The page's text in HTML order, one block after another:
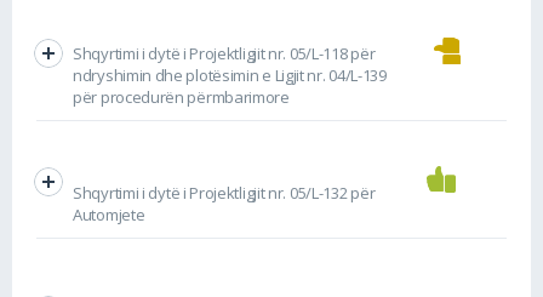
Shqyrtimi i dytë i Projektligjit nr. 05/L-118 për
ndryshimin dhe plotësimin e Ligjit nr. 04/L-139
për procedurën përmbarimore
Shqyrtimi i dytë i Projektligjit nr. 05/L-132 për
Automjete